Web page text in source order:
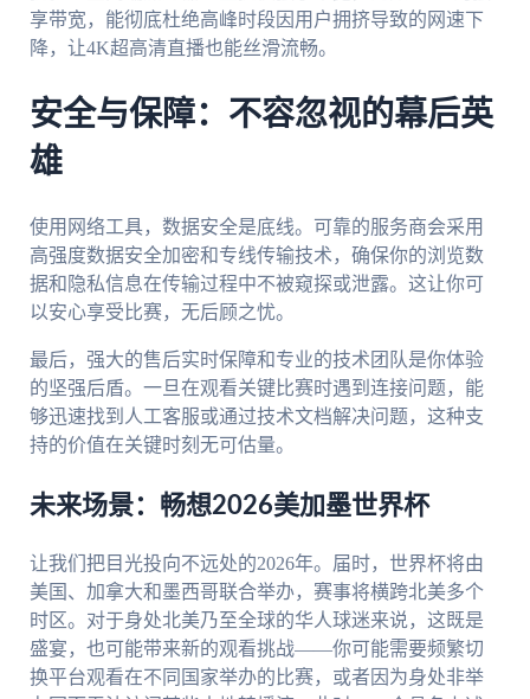
享带宽，能彻底杜绝高峰时段因用户拥挤导致的网速下
降，让4K超高清直播也能丝滑流畅。
安全与保障：不容忽视的幕后英
雄
使用网络工具，数据安全是底线。可靠的服务商会采用
高强度数据安全加密和专线传输技术，确保你的浏览数
据和隐私信息在传输过程中不被窥探或泄露。这让你可
以安心享受比赛，无后顾之忧。
最后，强大的售后实时保障和专业的技术团队是你体验
的坚强后盾。一旦在观看关键比赛时遇到连接问题，能
够迅速找到人工客服或通过技术文档解决问题，这种支
持的价值在关键时刻无可估量。
未来场景：畅想2026美加墨世界杯
让我们把目光投向不远处的2026年。届时，世界杯将由
美国、加拿大和墨西哥联合举办，赛事将横跨北美多个
时区。对于身处北美乃至全球的华人球迷来说，这既是
盛宴，也可能带来新的观看挑战——你可能需要频繁切
换平台观看在不同国家举办的比赛，或者因为身处非举